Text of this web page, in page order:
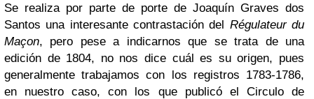
Se realiza por parte de porte de Joaquín Graves dos
Santos una interesante contrastación del Régulateur du
Maçon, pero pese a indicarnos que se trata de una
edición de 1804, no nos dice cuál es su origen, pues
generalmente trabajamos con los registros 1783-1786,
en nuestro caso, con los que publicó el Circulo de